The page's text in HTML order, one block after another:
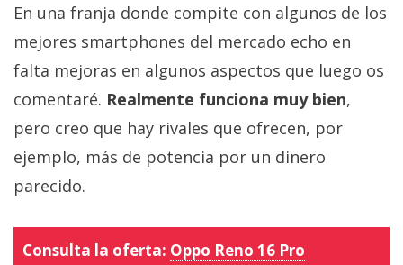
En una franja donde compite con algunos de los
mejores smartphones del mercado echo en
falta mejoras en algunos aspectos que luego os
comentaré. Realmente funciona muy bien,
pero creo que hay rivales que ofrecen, por
ejemplo, más de potencia por un dinero
parecido.
Consulta la oferta: Oppo Reno 16 Pro